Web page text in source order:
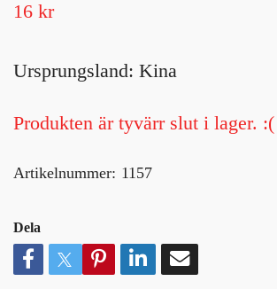
16 kr
Ursprungsland: Kina
Produkten är tyvärr slut i lager. :(
Artikelnummer: 1157
Dela